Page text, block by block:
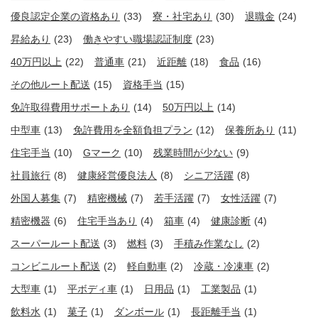
優良認定企業の資格あり (33) 寮・社宅あり (30) 退職金 (24)
昇給あり (23) 働きやすい職場認証制度 (23)
40万円以上 (22) 普通車 (21) 近距離 (18) 食品 (16)
その他ルート配送 (15) 資格手当 (15)
免許取得費用サポートあり (14) 50万円以上 (14)
中型車 (13) 免許費用を全額負担プラン (12) 保養所あり (11)
住宅手当 (10) Gマーク (10) 残業時間が少ない (9)
社員旅行 (8) 健康経営優良法人 (8) シニア活躍 (8)
外国人募集 (7) 精密機械 (7) 若手活躍 (7) 女性活躍 (7)
精密機器 (6) 住宅手当あり (4) 箱車 (4) 健康診断 (4)
スーパールート配送 (3) 燃料 (3) 手積み作業なし (2)
コンビニルート配送 (2) 軽自動車 (2) 冷蔵・冷凍車 (2)
大型車 (1) 平ボディ車 (1) 日用品 (1) 工業製品 (1)
飲料水 (1) 菓子 (1) ダンボール (1) 長距離手当 (1)